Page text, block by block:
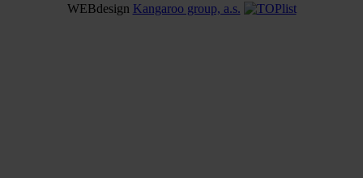
WEBdesign Kangaroo group, a.s.